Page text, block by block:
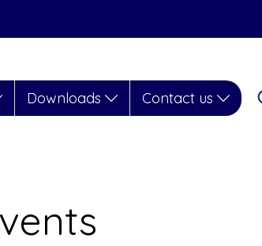
Downloads Contact us